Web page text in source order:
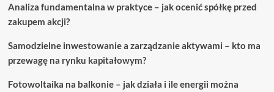
Analiza fundamentalna w praktyce – jak ocenić spółkę przed
zakupem akcji?
Samodzielne inwestowanie a zarządzanie aktywami – kto ma
przewagę na rynku kapitałowym?
Fotowoltaika na balkonie – jak działa i ile energii można